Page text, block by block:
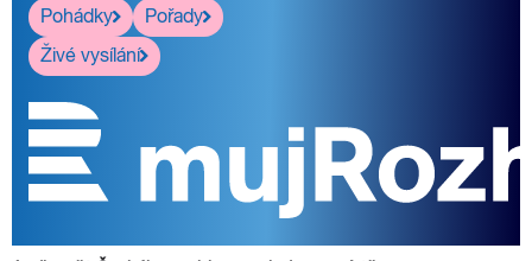
Pohádky
Pořady
Živé vysílání